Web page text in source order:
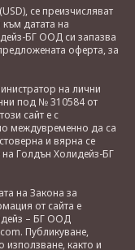
се преизчисляват
датата на
БГ ООД си запазва
оферта, за
на лични
под № 310584 от
сайт е с
междувременно да са
и вярна се
Голдън Холидейз-БГ
на Закона за
от сайта е
– БГ ООД
Публикуване,
както и